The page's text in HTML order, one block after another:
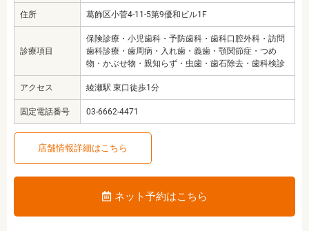
住所 葛飾区小菅4-11-5第9優和ビル1F
診療項目
保険診療・小児歯科・予防歯科・歯科口腔外科・訪問
歯科診療・歯周病・入れ歯・義歯・顎関節症・つめ
物・かぶせ物・親知らず・虫歯・歯石除去・歯科検診
アクセス 綾瀬駅 東口徒歩1分
固定電話番号 03-6662-4471
店舗情報詳細はこちら
ネット予約はこちら